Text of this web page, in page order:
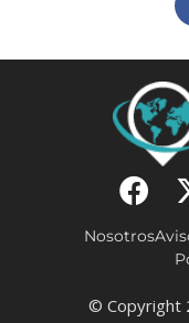
Nosotros
© Copyright